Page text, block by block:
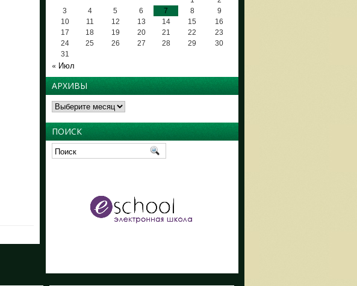
3
4 5 6 7 8
9
10
11 12 13 14 15
16
17
18 19 20 21 22
23
24
25 26 27 28 29
30
31
« Июл
АРХИВЫ
Архивы
ПОИСК